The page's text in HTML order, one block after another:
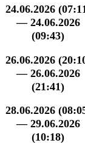
24.06.2026
— 24.06.2026
(09:43)
26.06.2026
— 26.06.2026
(21:41)
28.06.2026
— 29.06.2026
(10:18)